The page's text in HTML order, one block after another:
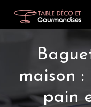
maison
pain